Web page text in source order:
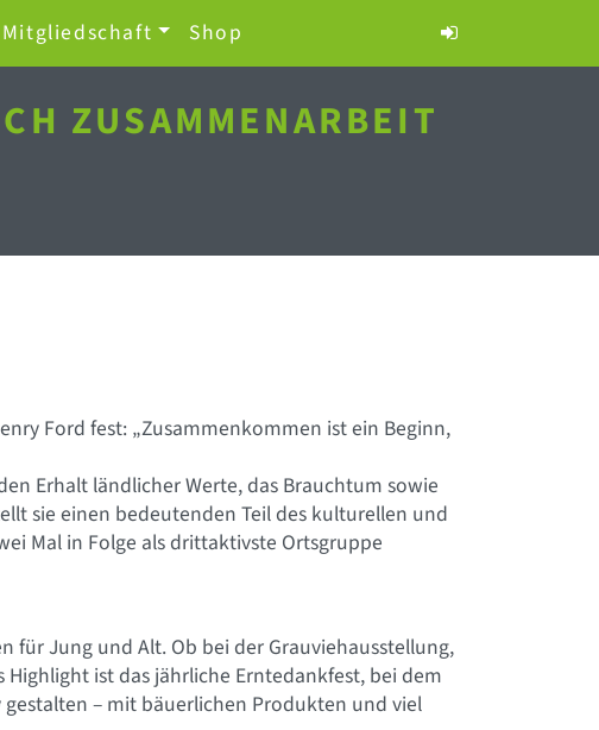
Mitgliedschaft Shop
ZUSAMMENARBEIT
Ford fest: „Zusammenkommen ist ein Beginn,
Erhalt ländlicher Werte, das Brauchtum sowie
sie einen bedeutenden Teil des kulturellen und
Mal in Folge als drittaktivste Ortsgruppe
für Jung und Alt. Ob bei der Grauviehausstellung,
ist das jährliche Erntedankfest, bei dem
– mit bäuerlichen Produkten und viel